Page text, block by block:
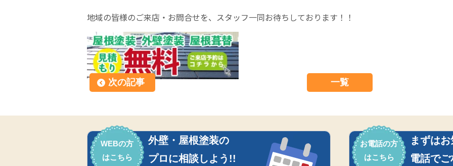
地域の皆様のご来店・お問合せを、スタッフ一同お待ちしております！！
次の記事 一覧
お電話の方
はこちら
まずは
電話で
WEBの方
はこちら
外壁・屋根塗装の
プロに相談しよう!!